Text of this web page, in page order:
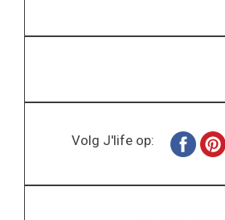
Volg J'life op: